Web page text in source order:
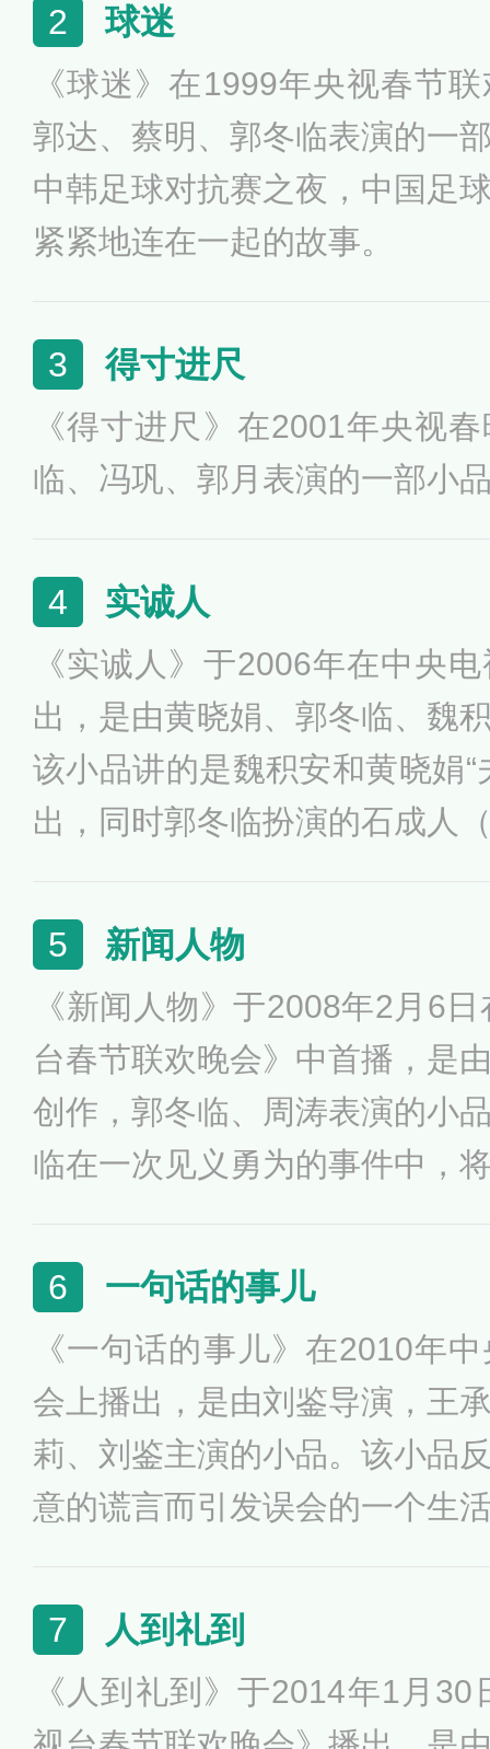
2 球迷
《球迷》在1999年央视春节
郭达、蔡明、郭冬临表演的一
中韩足球对抗赛之夜，中国足
紧紧地连在一起的故事。
3 得寸进尺
《得寸进尺》在2001年央视
临、冯巩、郭月表演的一部小
4 实诚人
《实诚人》于2006年在中央
出，是由黄晓娟、郭冬临、魏
该小品讲的是魏积安和黄晓娟“
出，同时郭冬临扮演的石成人
出，让人啼笑皆非的故事，此
作，他的表演纯熟，现场效果
5 新闻人物
《新闻人物》于2008年2月6
台春节联欢晚会》中首播，是
创作，郭冬临、周涛表演的小
临在一次见义勇为的事件中，
中周涛在小品表演中的嬉笑怒
主持人身份，现场笑声不断。
6 一句话的事儿
《一句话的事儿》在2010年
会上播出，是由刘鉴导演，王
莉、刘鉴主演的小品。该小品
意的谎言而引发误会的一个生
开脱的一种为人处事的新方式
7 人到礼到
《人到礼到》于2014年1月